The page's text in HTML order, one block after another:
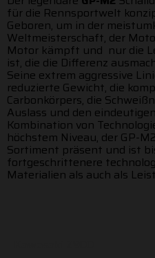
für die Rennsportwelt
Geboren, um in der
Weltmeisterschaft, der
Motor kämpft und nur die
ist, die die Differenz
Seine extrem aggressive
reduzierte Gewicht, die
Carbonkörpers, die
Auslass und den
Kombination von
höchstem Niveau, der GP-
Sortiment präsent und ist
fortgeschrittenere
Materialien als auch als